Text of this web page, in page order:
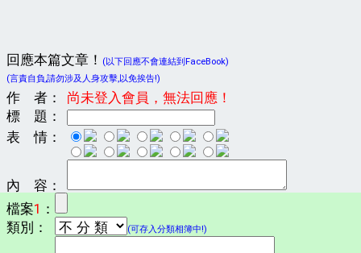
回應本篇文章！
(以下回應不會連結到FaceBook)
(言責自負,請勿涉及人身攻擊,以免挨告!)
作 者：
尚未登入會員，無法回應！
標 題：
表 情：
內 容：
檔案1 ：
類別：
(可存入分類相簿中!)